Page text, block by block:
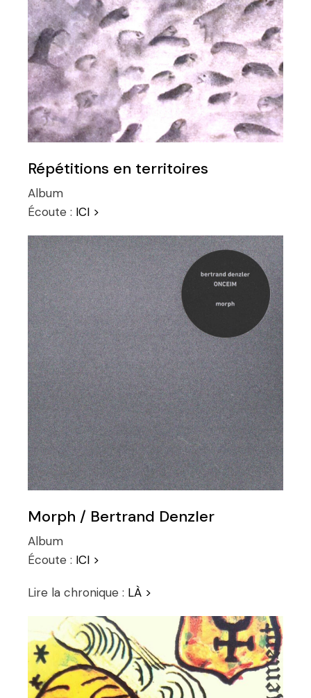
Répétitions en territoires
Album
Écoute : ICI >
Morph / Bertrand Denzler
Album
Écoute : ICI >
Lire la chronique : LÀ >